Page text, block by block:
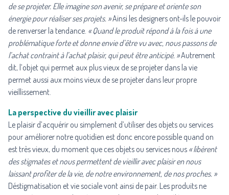
de se projeter. Elle imagine son avenir, se prépare et oriente son
énergie pour réaliser ses projets. »Ainsi les designers ont-ils le pouvoir
de renverser la tendance. «Quand le produit répond à la fois à une
problématique forte et donne envie d’être vu avec, nous passons de
l’achat contraint à l’achat plaisir, qui peut être anticipé. »Autrement
dit, l’objet qui permet aux plus vieux de se projeter dans la vie
permet aussi aux moins vieux de se projeter dans leur propre
vieillissement.
La perspective du vieillir avec plaisir
Le plaisir d’acquérir ou simplement d’utiliser des objets ou services
pour améliorer notre quotidien est donc encore possible quand on
est très vieux, du moment que ces objets ou services nous « libèrent
des stigmates et nous permettent de vieillir avec plaisir en nous
laissant profiter de la vie, de notre environnement, de nos proches. »
Déstigmatisation et vie sociale vont ainsi de pair. Les produits ne